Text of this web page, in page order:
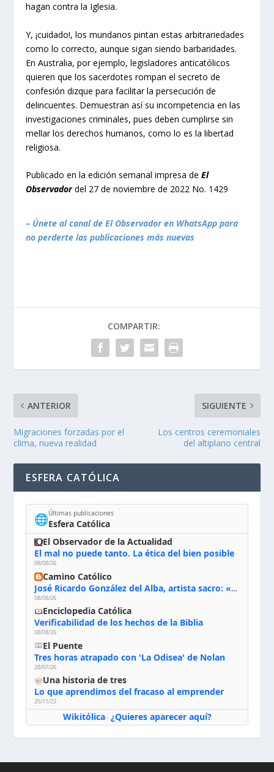
hagan contra la Iglesia.
Y, ¡cuidado!, los mundanos pintan estas arbitrariedades
como lo correcto, aunque sigan siendo barbaridades.
En Australia, por ejemplo, legisladores anticatólicos
quieren que los sacerdotes rompan el secreto de
confesión dizque para facilitar la persecución de
delincuentes. Demuestran así su incompetencia en las
investigaciones criminales, pues deben cumplirse sin
mellar los derechos humanos, como lo es la libertad
religiosa.
Publicado en la edición semanal impresa deEl
Observadordel 27 de noviembre de 2022 No. 1429
– Únete al canal de El Observador en WhatsApp para
no perderte las publicaciones más nuevas
COMPARTIR:
ANTERIOR
Migraciones forzadas por el
clima, nueva realidad
SIGUIENTE
Los centros ceremoniales
del altiplano central
ESFERA CATÓLICA
🌐Últimas publicaciones
Esfera Católica
El Observador de la Actualidad
El mal no puede tanto. La ética del bien posible
08/08/26
Camino Católico
José Ricardo González del Alba, artista sacro: «Yo oro, hablo con Dios, le pido al Espíritu Santo su inspiración y siempre pinto rezando el rosario para que sea Él quien actúe a través de mis manos»
08/08/26
Enciclopedia Católica
Verificabilidad de los hechos de la Biblia
08/08/26
El Puente
Tres horas atrapado con 'La Odisea' de Nolan
28/07/26
Una historia de tres
Lo que aprendimos del fracaso al emprender
25/11/23
Wikitólica· ¿Quieres aparecer aquí?